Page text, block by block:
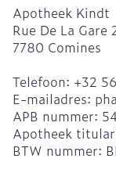
Apotheek Kindt
Rue De La Gare
7780 Comines
Telefoon: +32
E-mailadres:
APB nummer:
Apotheek
BTW nummer: